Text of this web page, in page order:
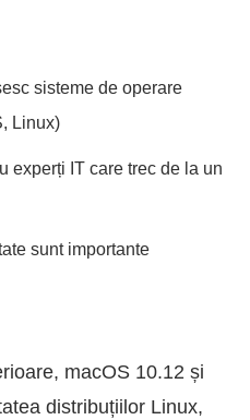
sisteme de operare
Linux)
experți IT care trec de la un
sunt importante
macOS 10.12 și
distribuțiilor Linux,